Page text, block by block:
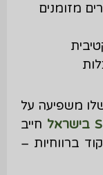
מזומנים
משפיעה על
חייב
ברווחיות –